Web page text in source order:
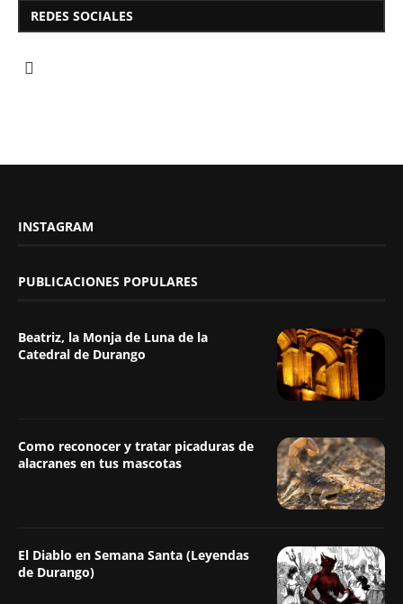
REDES SOCIALES
INSTAGRAM
PUBLICACIONES POPULARES
Beatriz, la Monja de Luna de la
Catedral de Durango
Como reconocer y tratar picaduras de
alacranes en tus mascotas
El Diablo en Semana Santa (Leyendas
de Durango)